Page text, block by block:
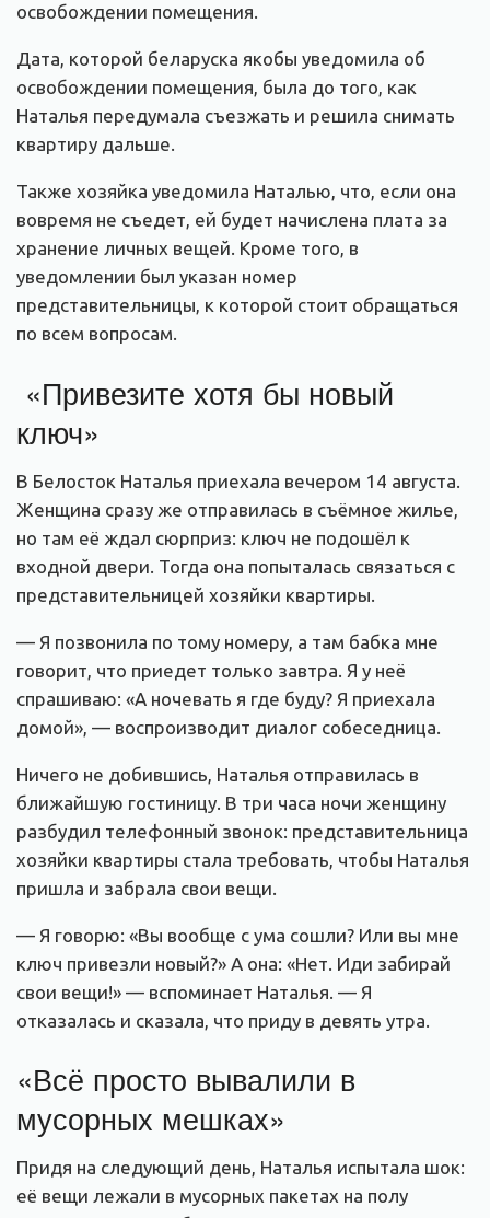
освобождении помещения.
Дата, которой беларуска якобы уведомила об
освобождении помещения, была до того, как
Наталья передумала съезжать и решила снимать
квартиру дальше.
Также хозяйка уведомила Наталью, что, если она
вовремя не съедет, ей будет начислена плата за
хранение личных вещей. Кроме того, в
уведомлении был указан номер
представительницы, к которой стоит обращаться
по всем вопросам.
«Привезите хотя бы новый
ключ»
В Белосток Наталья приехала вечером 14 августа.
Женщина сразу же отправилась в съёмное жилье,
но там её ждал сюрприз: ключ не подошёл к
входной двери. Тогда она попыталась связаться с
представительницей хозяйки квартиры.
— Я позвонила по тому номеру, а там бабка мне
говорит, что приедет только завтра. Я у неё
спрашиваю: «А ночевать я где буду? Я приехала
домой», — воспроизводит диалог собеседница.
Ничего не добившись, Наталья отправилась в
ближайшую гостиницу. В три часа ночи женщину
разбудил телефонный звонок: представительница
хозяйки квартиры стала требовать, чтобы Наталья
пришла и забрала свои вещи.
— Я говорю: «Вы вообще с ума сошли? Или вы мне
ключ привезли новый?» А она: «Нет. Иди забирай
свои вещи!» — вспоминает Наталья. — Я
отказалась и сказала, что приду в девять утра.
«Всё просто вывалили в
мусорных мешках»
Придя на следующий день, Наталья испытала шок:
её вещи лежали в мусорных пакетах на полу